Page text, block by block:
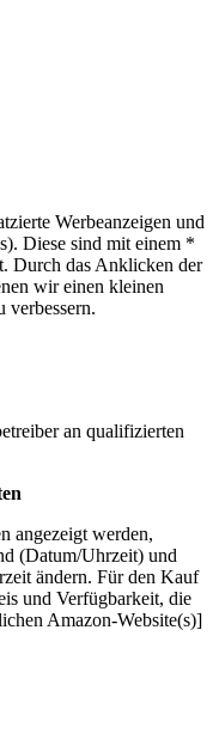
Werbeanzeigen und
Diese sind mit einem *
Durch das Anklicken der
wir einen kleinen
verbessern.
an qualifizierten
angezeigt werden,
(Datum/Uhrzeit) und
ändern. Für den Kauf
und Verfügbarkeit, die
Amazon-Website(s)]